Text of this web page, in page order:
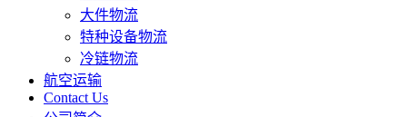
大件物流
特种设备物流
冷链物流
航空运输
Contact Us